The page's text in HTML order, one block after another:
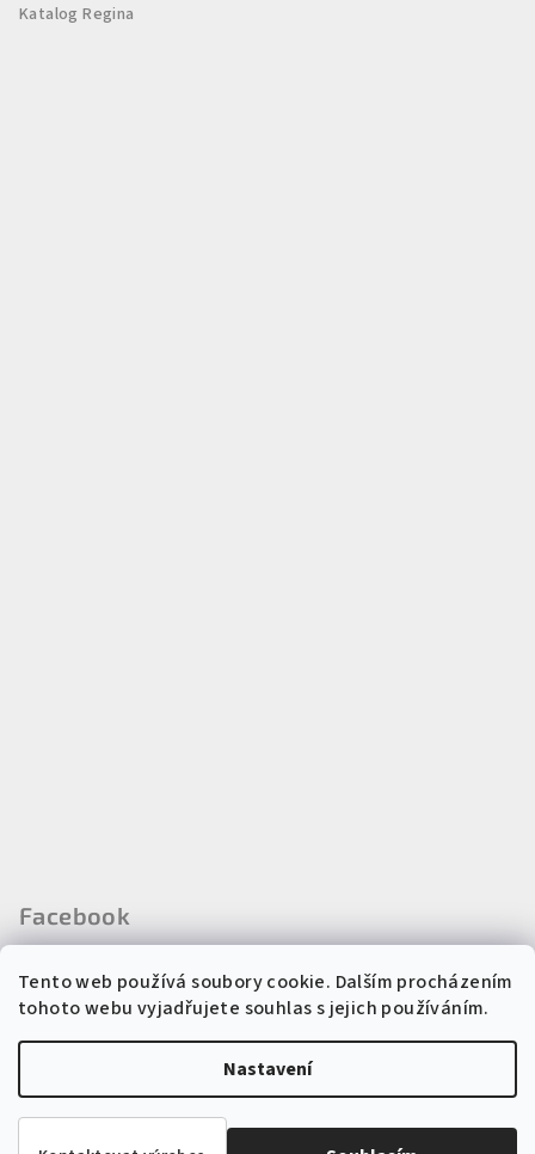
Tento web používá soubory cookie. Dalším procházením
tohoto webu vyjadřujete souhlas s jejich používáním.
Nastavení
Katalog Regina
Facebook
Instagram
Copyright 2026Regina kosmetika . Všechna práva vyhrazena.